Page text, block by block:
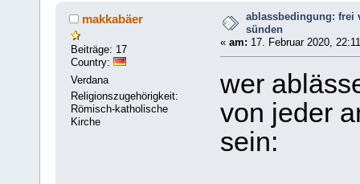
makkabäer
Beiträge: 17
Country:
Verdana
Religionszugehörigkeit:
Römisch-katholische
Kirche
ablassbedingung: frei
sünden
« am: 17. Februar 2020,
wer
von jeder
sein: